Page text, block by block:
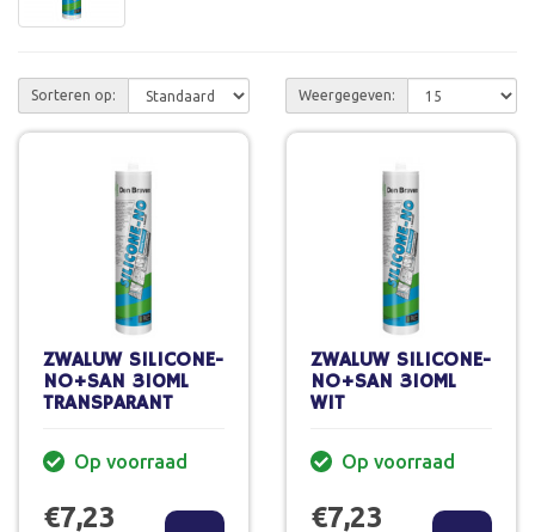
Sorteren op: Weergegeven:
ZWALUW SILICONE-
NO+SAN 310ML
TRANSPARANT
Op voorraad
€7,23
ZWALUW SILICONE-
NO+SAN 310ML
WIT
Op voorraad
€7,23